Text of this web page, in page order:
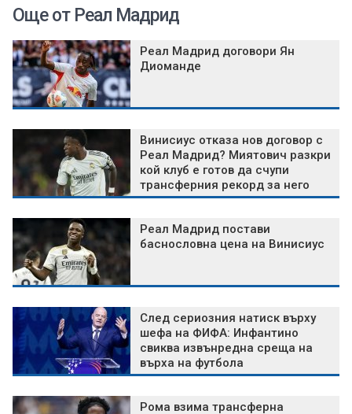
Още от Реал Мадрид
Реал Мадрид договори Ян
Диоманде
Винисиус отказа нов договор с
Реал Мадрид? Миятович разкри
кой клуб е готов да счупи
трансферния рекорд за него
Реал Мадрид постави
баснословна цена на Винисиус
След сериозния натиск върху
шефа на ФИФА: Инфантино
свиква извънредна среща на
върха на футбола
Рома взима трансферна